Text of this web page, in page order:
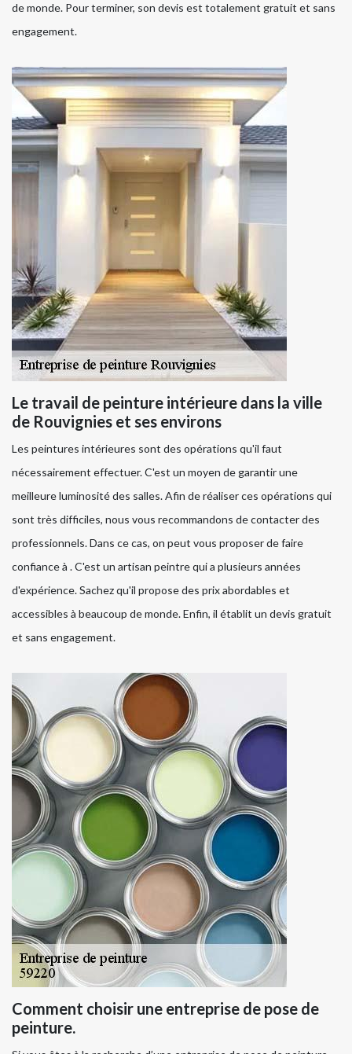
de monde. Pour terminer, son devis est totalement gratuit et sans
engagement.
Le travail de peinture intérieure dans la ville
de Rouvignies et ses environs
Les peintures intérieures sont des opérations qu'il faut
nécessairement effectuer. C'est un moyen de garantir une
meilleure luminosité des salles. Afin de réaliser ces opérations qui
sont très difficiles, nous vous recommandons de contacter des
professionnels. Dans ce cas, on peut vous proposer de faire
confiance à . C'est un artisan peintre qui a plusieurs années
d'expérience. Sachez qu'il propose des prix abordables et
accessibles à beaucoup de monde. Enfin, il établit un devis gratuit
et sans engagement.
Comment choisir une entreprise de pose de
peinture.